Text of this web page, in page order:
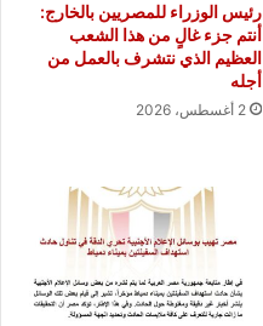
رئيس الوزراء للمصريين بالخارج:
أنتم جزء غالٍ من هذا الشعب
العظيم الذي نتشرف بالعمل من
أجله
2 أغسطس، 2026